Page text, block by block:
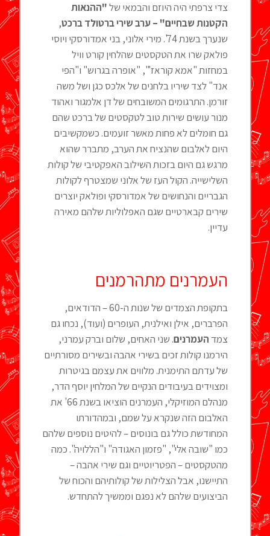
צדי צרפתי היה היוזם והבמאי של"ההנאות
הקטנות שבחיים" – ערב שירי ברטולד ברכט,
שנערך בשנת 74'. מירי אלוני, בני אמדורסקי ויוסי
פולאק שרו את הטקסטים שהלחין קורט וויל
במחזות "אמא קוראז'", "אופרה בגרוש" ו"הפי
אנד" לצד שיריו בלחנים של אלכס כגן ושל משה
זורמן. התרגומים המשובחים של דן אלמגור ואהוד
מנור עושים שירות טוב לטקסטים של ברכט שהם
גם חומלים לא פחות מאשר זועמים. כשמקשיבים
היום לאלבום שהנציח את הערב, מתברר שהוא
מרגש גם היום בזכות השילוב האפקטיבי של קולות
השלישייה. הקול העז של אלוני שמצטרף לקולות
הגבריים והנחושים של אמדורסקי ופולאק יוצרים
שירים קבארטיים שגם האפלוליות שלהם מאירה
עדיין.
העמרנים מתהרמנים
בתקופת הצמדים של שנות ה-60 – הדודאים,
הפרברים, אילן ואילנית, העופרים (ועוד), נכחו גם
צמד העמרנים. שני האחים, שלום וברק עמרני,
הירמנו קולות זכים בשירי אהבה ובשירים מסורתיים
של עדתם התימנית. מלווים את עצמם בגיטרות
ומצוידים בעיבודים הנקיים של המלחין יוסף הדר,
מנהלם המוזיקלי, העמרנים הוציאו בשנת 66' את
האלבום הזה שנקרא על שמם, ובמהדורתו
המחודשת כולל גם בונוסים – להיטים נוספים שלהם
כמו "שובה אלי", "פזמון האגודה" ו"הללויה". כמה
מהטקסטים – הפטריוטיים וגם שירי אהבה –
התיישנו, אבל הצלילות של קולותיהם והכוח של
הביצועים שלהם לא נפגם וממשיך להתחדש.